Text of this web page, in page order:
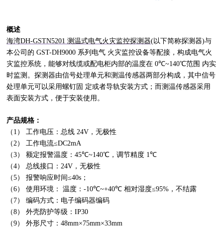
概述
海湾DH-GSTN5201测温式电气火灾监控探测器(以下简称探测器)与
本公司的GST-DH9000 系列电气 火灾监控设备等配接，构成电气火
灾监控系统，能够对线缆或配电柜内部的温度在0℃~140℃范围 内实
时监测。探测器由信号处理单元和测温传感器两部分构成，其中信号
处理单元可以采用螺钉固 定或者导轨安装方式；而测温传感器采用
表面安装方式，便于安装使用。
产品规格：
（ 1 ） 工作电压：总线24V ，无极性
（2） 工作电流≤DC2mA
（3） 额定报警温度：45℃~140℃，调节精度 1℃
（4） 总线接口：24V ，无极性
（5） 报警响应时间≤40s ；
（6） 使用环境：温度：-10℃~+40℃ 相对湿度≤95% ，不结露
（ 7） 编码方式：电子编码器编码
（8） 外壳防护等级：IP30
（9） 外形尺寸：48mm×75mm×33mm